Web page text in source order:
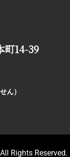
町14-39
ん）
Rights Reserved.